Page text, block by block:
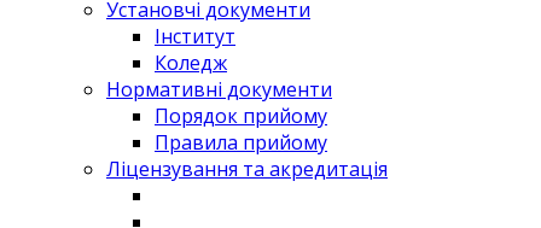
Установчі документи
Інститут
Коледж
Нормативні документи
Порядок прийому
Правила прийому
Ліцензування та акредитація